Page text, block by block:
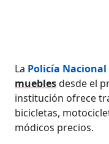
La Policía Nacional
mueblesdesde el
institución ofrece
bicicletas,
módicos precios.